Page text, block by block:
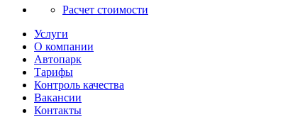
Расчет стоимости
Услуги
О компании
Автопарк
Тарифы
Контроль качества
Вакансии
Контакты